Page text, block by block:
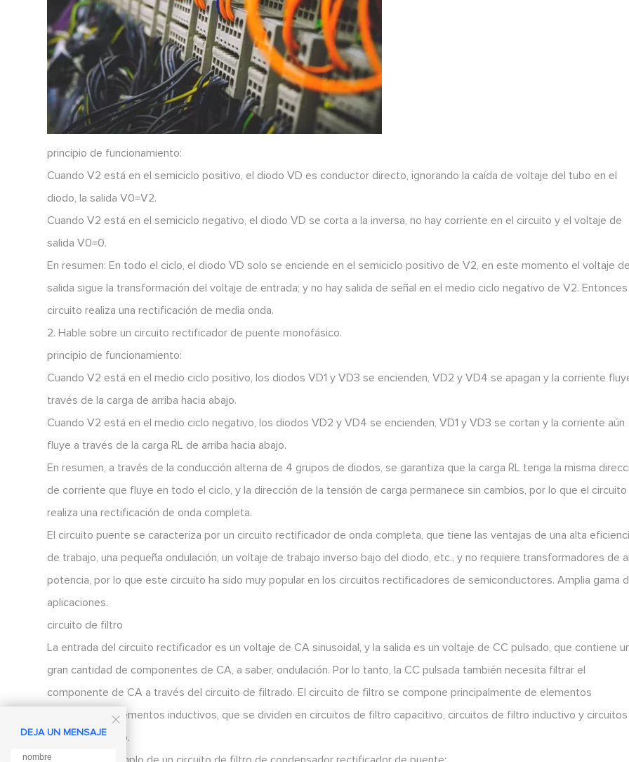
principio de funcionamiento:
Cuando V2 está en el semiciclo positivo, el diodo VD es conductor directo, ignorando la caída de voltaje del tubo en el
diodo, la salida V0=V2.
Cuando V2 está en el semiciclo negativo, el diodo VD se corta a la inversa, no hay corriente en el circuito y el voltaje de
salida V0=0.
En resumen: En todo el ciclo, el diodo VD solo se enciende en el semiciclo positivo de V2, en este momento el voltaje de
salida sigue la transformación del voltaje de entrada; y no hay salida de señal en el medio ciclo negativo de V2. Entonces
circuito realiza una rectificación de media onda.
2. Hable sobre un circuito rectificador de puente monofásico.
principio de funcionamiento:
Cuando V2 está en el medio ciclo positivo, los diodos VD1 y VD3 se encienden, VD2 y VD4 se apagan y la corriente
través de la carga de arriba hacia abajo.
Cuando V2 está en el medio ciclo negativo, los diodos VD2 y VD4 se encienden, VD1 y VD3 se cortan y la corriente aún
fluye a través de la carga RL de arriba hacia abajo.
En resumen, a través de la conducción alterna de 4 grupos de diodos, se garantiza que la carga RL tenga la misma
de corriente que fluye en todo el ciclo, y la dirección de la tensión de carga permanece sin cambios, por lo que el circuito
realiza una rectificación de onda completa.
El circuito puente se caracteriza por un circuito rectificador de onda completa, que tiene las ventajas de una alta
de trabajo, una pequeña ondulación, un voltaje de trabajo inverso bajo del diodo, etc., y no requiere transformadores de
potencia, por lo que este circuito ha sido muy popular en los circuitos rectificadores de semiconductores. Amplia gama
aplicaciones.
circuito de filtro
La entrada del circuito rectificador es un voltaje de CA sinusoidal, y la salida es un voltaje de CC pulsado, que contiene
gran cantidad de componentes de CA, a saber, ondulación. Por lo tanto, la CC pulsada también necesita filtrar el
componente de CA a través del circuito de filtrado. El circuito de filtro se compone principalmente de elementos
capacitivos y elementos inductivos, que se dividen en circuitos de filtro capacitivo, circuitos de filtro inductivo y
filtro compuesto.

DEJA UN MENSAJE